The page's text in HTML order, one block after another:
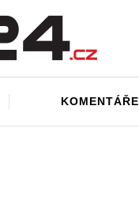
KOMENTÁŘE